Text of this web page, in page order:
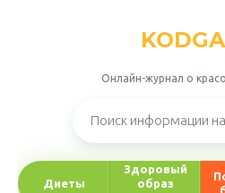
Онлайн-журнал о
Диеты
Здоровый
образ